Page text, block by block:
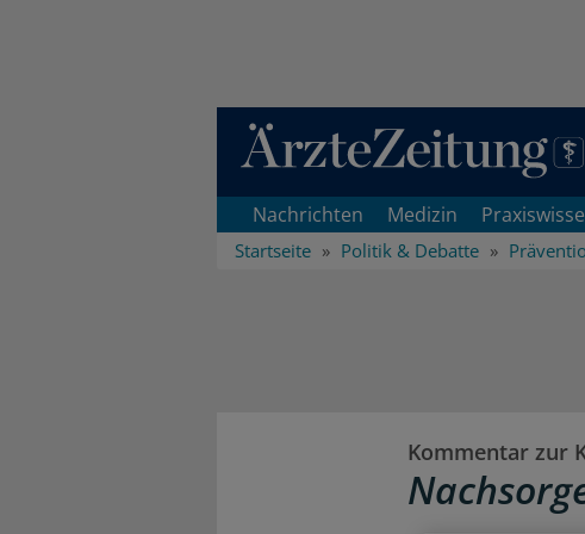
Direkt zum Inhaltsbereich
Nachrichten Medizin
Startseite Politik & Debatte
Kommentar zur